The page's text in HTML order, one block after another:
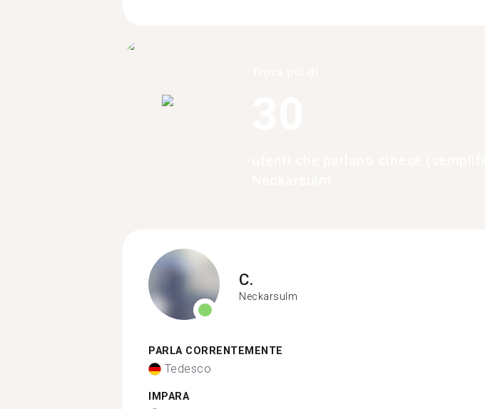
C.
Neckarsulm
PARLA CORRENTEMENTE
Tedesco
IMPARA